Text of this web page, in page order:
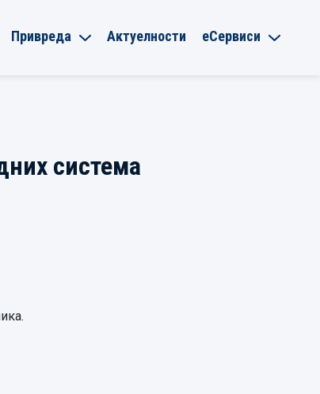
Привреда Актуелности еСервиси
система